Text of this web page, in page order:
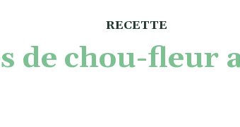
RECETTE
de chou-fleur